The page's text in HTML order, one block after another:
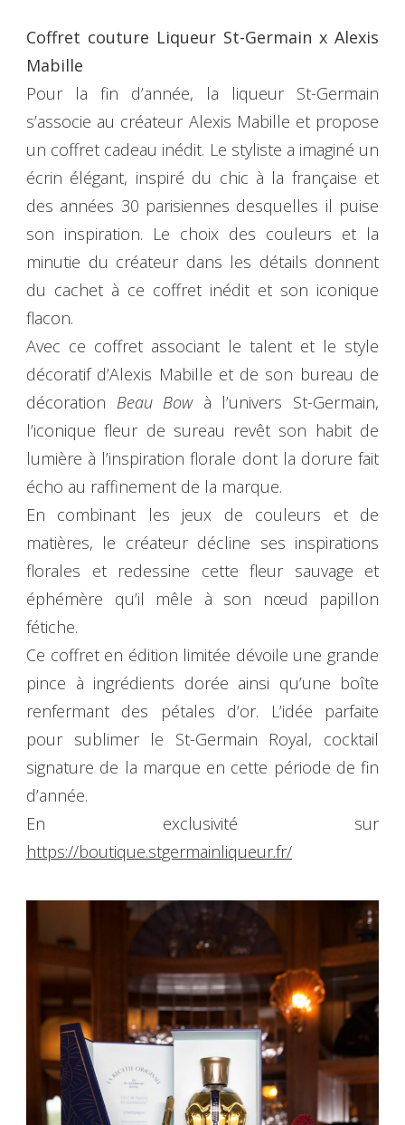
Coffret couture Liqueur St-Germain x Alexis
Mabille
Pour la fin d’année, la liqueur St-Germain
s’associe au créateur Alexis Mabille et propose
un coffret cadeau inédit. Le styliste a imaginé un
écrin élégant, inspiré du chic à la française et
des années 30 parisiennes desquelles il puise
son inspiration. Le choix des couleurs et la
minutie du créateur dans les détails donnent
du cachet à ce coffret inédit et son iconique
flacon.
Avec ce coffret associant le talent et le style
décoratif d’Alexis Mabille et de son bureau de
décoration Beau Bowà l’univers St-Germain,
l’iconique fleur de sureau revêt son habit de
lumière à l’inspiration florale dont la dorure fait
écho au raffinement de la marque.
En combinant les jeux de couleurs et de
matières, le créateur décline ses inspirations
florales et redessine cette fleur sauvage et
éphémère qu’il mêle à son nœud papillon
fétiche.
Ce coffret en édition limitée dévoile une grande
pince à ingrédients dorée ainsi qu’une boîte
renfermant des pétales d’or. L’idée parfaite
pour sublimer le St-Germain Royal, cocktail
signature de la marque en cette période de fin
d’année.
En exclusivité sur
https://boutique.stgermainliqueur.fr/